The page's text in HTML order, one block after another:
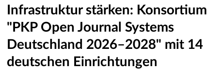
Infrastruktur stärken: Konsortium
"PKP Open Journal Systems
Deutschland 2026–2028" mit 14
deutschen Einrichtungen